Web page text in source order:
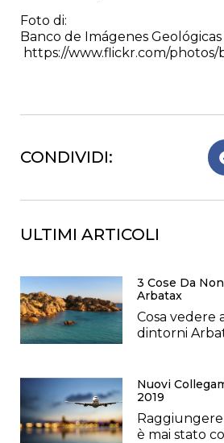
Foto di:
Banco de Imágenes Geológicas
https://www.flickr.com/photos/
CONDIVIDI:
ULTIMI ARTICOLI
3 Cose Da
Arbatax
Cosa vedere
dintorni
Nuovi
2019
è mai stato